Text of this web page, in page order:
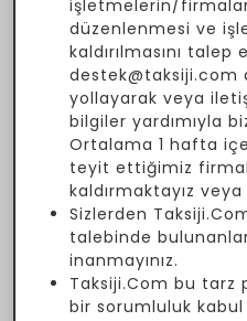
işletmelerin/
düzenlenmesi ve
kaldırılmasını talep
yollayarak veya
bilgiler yardımıyla
Ortalama 1 hafta
teyit ettiğimiz
kaldırmaktayız
Sizlerden
talebinde
inanmayınız.
Taksiji.Com bu tarz
bir sorumluluk